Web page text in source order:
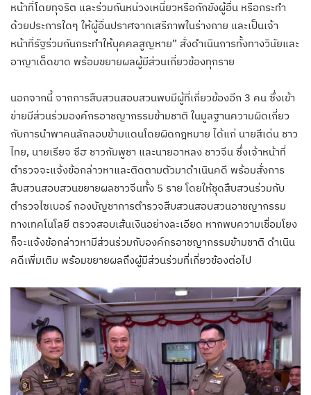
หน้าที่โดยทุจริต และร่วมกันหน่วงเหนี่ยวหรือกักขังผู้อื่น หรือกระทำ
ด้วยประการใดๆ ให้ผู้อื่นปราศจากเสรีภาพในร่างกาย และเป็นเจ้า
หน้าที่รัฐร่วมกันกระทำให้บุคคลสูญหาย” สั่งดำเนินการทั้งทางวินัยและ
อาญาเด็ดขาด พร้อมขยายผลผู้มีส่วนเกี่ยวข้องทุกราย
นอกจากนี้ จากการสืบสวนสอบสวนพบมีผู้ที่เกี่ยวข้องอีก 3 คน ซึ่งเข้า
ข่ายมีส่วนร่วมองค์กรอาชญากรรมข้ามชาติ ในมูลฐานความผิดเกี่ยว
กับการนำพาคนลักลอบข้ามแดนโดยผิดกฎหมาย ได้แก่ นายสีเด่น ชาว
ไทย, นายเรียจ ซีฮ ชาวกัมพูชา และนายอาหลง ชาวจีน ซึ่งเจ้าหน้าที่
ตำรวจจะแจ้งข้อกล่าวหาและติดตามตัวมาดำเนินคดี พร้อมสั่งการ
สืบสวนสอบสวนขยายผลชาวจีนทั้ง 5 ราย โดยให้ชุดสืบสวนร่วมกับ
ตำรวจไซเบอร์ กองบัญชาการตำรวจสืบสวนสอบสวนอาชญากรรม
ทางเทคโนโลยี ตรวจสอบเส้นเงินอย่างละเอียด หากพบความเชื่อมโยง
ก็จะแจ้งข้อกล่าวหามีส่วนร่วมกับองค์กรอาชญากรรมข้ามชาติ ดำเนิน
คดีเพิ่มเติม พร้อมขยายผลถึงผู้มีส่วนร่วมที่เกี่ยวข้องต่อไป